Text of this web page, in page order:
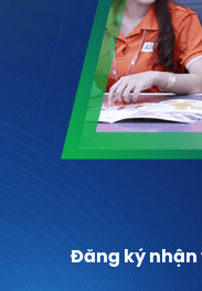
Đăng ký nhận